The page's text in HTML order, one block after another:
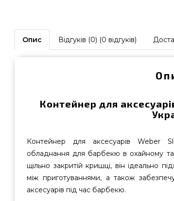
Опис Відгуків (0) (0 відгуків)
Контейнер для
Контейнер для аксесуарів Weber
обладнання для барбекю в охайному
щільно закритій кришці, він ідеально
між приготуваннями, а також
аксесуарів під час барбекю.